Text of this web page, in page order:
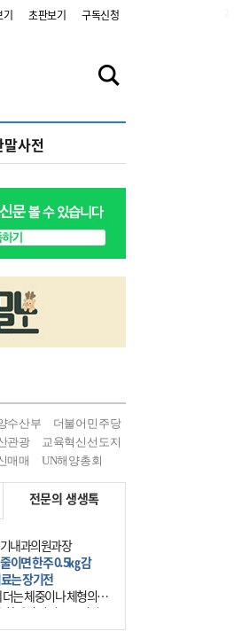
기 초판보기 구독신청
사전
수산부
더불어민주당
관광
교육혁신선도지
매매 UN해양총회
전문의 생생톡
내과의원과장
이면 한주 0.5㎏ 감
는 장기전
는 체중이나 체형의 문
. 하나의 질병으로 인지
리를 해야 한다. 세계